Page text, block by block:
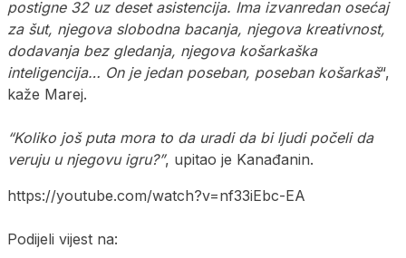
postigne 32 uz deset asistencija. Ima izvanredan osećaj
za šut, njegova slobodna bacanja, njegova kreativnost,
dodavanja bez gledanja, njegova košarkaška
inteligencija… On je jedan poseban, poseban košarkaš“,
kaže Marej.
“Koliko još puta mora to da uradi da bi ljudi počeli da
veruju u njegovu igru?”, upitao je Kanađanin.
https://youtube.com/watch?v=nf33iEbc-EA
Podijeli vijest na: